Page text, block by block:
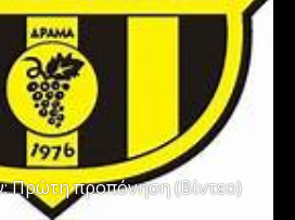
Πρώτη προπόνηση (Βίντεο)